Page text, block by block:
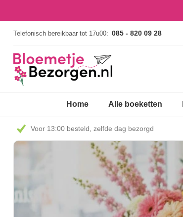
Telefonisch bereikbaar tot 17u00: 085 - 820 09 28
Home Alle boeketten
Voor 13:00 besteld, zelfde dag bezorgd